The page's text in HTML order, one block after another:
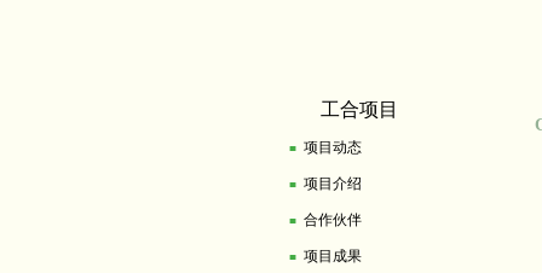
工合项目
■ 项目动态
■ 项目介绍
■ 合作伙伴
■ 项目成果